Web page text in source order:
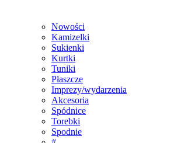
Nowości
Kamizelki
Sukienki
Kurtki
Tuniki
Płaszcze
Imprezy/wydarzenia
Akcesoria
Spódnice
Torebki
Spodnie